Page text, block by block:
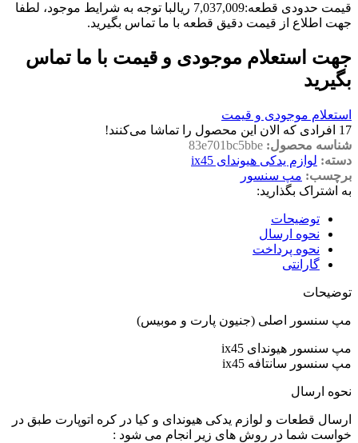
قیمت حدودی قطعه:7,037,009 ریالبا توجه به شرایط موجود، لطفا
جهت اطلاع از قیمت دقیق قطعه با ما تماس بگیرید.
جهت استعلام موجودی و قیمت با ما تماس
بگیرید
استعلام موجودی و قیمت
17 افرادی که الان این محصول را تماشا می‌کنند!
شناسه محصول: 83e701bc5bbe
دسته: لوازم یدکی هیوندای ix45
برچسب: مپ سنسور
به اشتراک بگذارید:
توضیحات
نحوه ارسال
نحوه پرداخت
گارانتی
توضیحات
مپ سنسور اصلی (جنیون پارت و موبیس)
مپ سنسور هیوندای ix45
مپ سنسور سانتافه ix45
نحوه ارسال
ارسال قطعات و لوازم یدکی هیوندای و کیا در کره اتوپارت طبق در
خواست شما در روش های زیر انجام می شود :